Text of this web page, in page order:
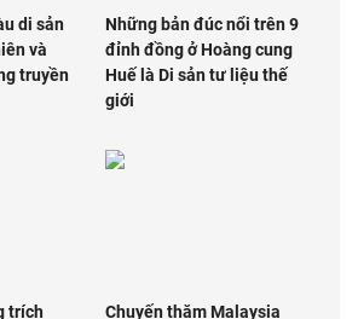
di sản
và
truyền
Những bản đúc nổi trên 9
đỉnh đồng ở Hoàng cung
Huế là Di sản tư liệu thế
giới
trích
Chuyến thăm Malaysia